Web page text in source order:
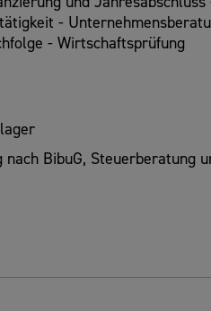
-
- Wirtschaftsprüfung
nach BibuG, Steuerberatung